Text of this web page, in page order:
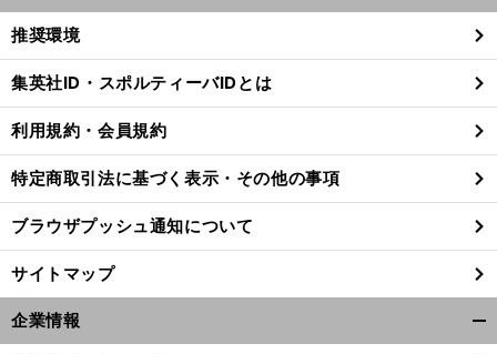
閉
る
推奨環境
集英社ID・スポルティーバIDとは
利用規約・会員規約
特定商取引法に基づく表示・その他の事項
ブラウザプッシュ通知について
サイトマップ
企業情報